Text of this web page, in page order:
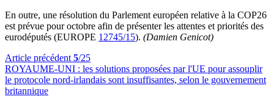
En outre, une résolution du Parlement européen relative à la COP26
est prévue pour octobre afin de présenter les attentes et priorités des
eurodéputés (EUROPE 12745/15). (Damien Genicot)
Article précédent 5/25
ROYAUME-UNI : les solutions proposées par l'UE pour assouplir
le protocole nord-irlandais sont insuffisantes, selon le gouvernement
britannique